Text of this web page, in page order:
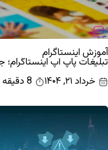
آموزش اینستاگرام
تبلیغات پاپ آپ
خرداد ۲۱, ۱۴۰۴
8 دقیقه